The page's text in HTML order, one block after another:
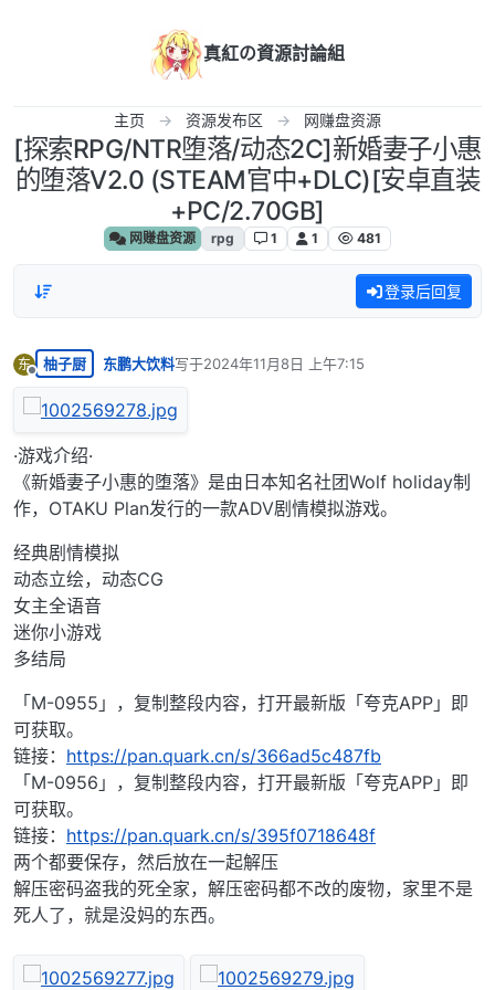
真紅の資源討論組
主页 资源发布区 网赚盘资源
[探索RPG/NTR堕落/动态2C]新婚妻子小惠
的堕落V2.0 (STEAM官中+DLC)[安卓直装
+PC/2.70GB]
网赚盘资源 rpg 1 1 481
登录后回复
东
离线
柚子厨 东鹏大饮料写于2024年11月8日 上午7:15
最后由 编辑
·游戏介绍·
《新婚妻子小惠的堕落》是由日本知名社团Wolf holiday制
作，OTAKU Plan发行的一款ADV剧情模拟游戏。
经典剧情模拟
动态立绘，动态CG
女主全语音
迷你小游戏
多结局
「M-0955」，复制整段内容，打开最新版「夸克APP」即
可获取。
链接： https://pan.quark.cn/s/366ad5c487fb
「M-0956」，复制整段内容，打开最新版「夸克APP」即
可获取。
链接： https://pan.quark.cn/s/395f0718648f
两个都要保存，然后放在一起解压
解压密码盗我的死全家，解压密码都不改的废物，家里不是
死人了，就是没妈的东西。